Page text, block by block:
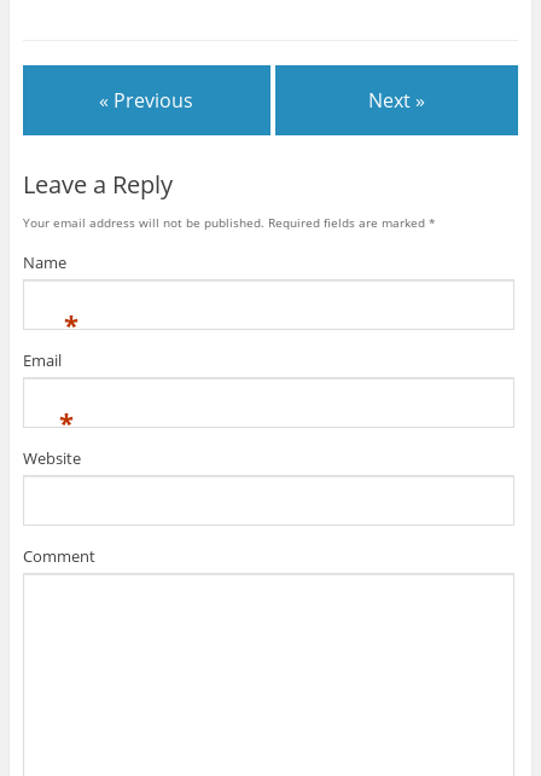
« Previous Next »
Leave a Reply
Your email address will not be published. Required fields are marked *
Name
*
Email
*
Website
Comment